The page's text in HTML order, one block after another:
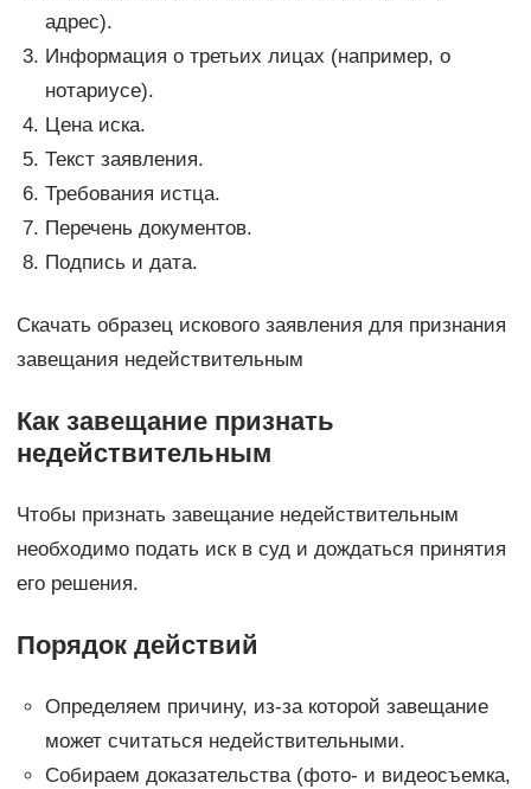
адрес).
Информация о третьих лицах (например, о
нотариусе).
Цена иска.
Текст заявления.
Требования истца.
Перечень документов.
Подпись и дата.
Скачать образец искового заявления для признания
завещания недействительным
Как завещание признать
недействительным
Чтобы признать завещание недействительным
необходимо подать иск в суд и дождаться принятия
его решения.
Порядок действий
Определяем причину, из-за которой завещание
может считаться недействительными.
Собираем доказательства (фото- и видеосъемка,